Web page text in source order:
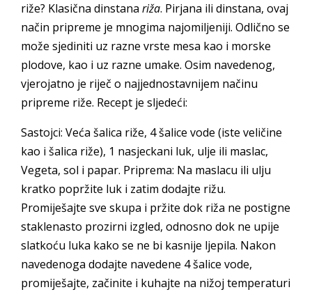
riže? Klasična dinstana riža. Pirjana ili dinstana, ovaj
način pripreme je mnogima najomiljeniji. Odlično se
može sjediniti uz razne vrste mesa kao i morske
plodove, kao i uz razne umake. Osim navedenog,
vjerojatno je riječ o najjednostavnijem načinu
pripreme riže. Recept je sljedeći:
Sastojci: Veća šalica riže, 4 šalice vode (iste veličine
kao i šalica riže), 1 nasjeckani luk, ulje ili maslac,
Vegeta, sol i papar. Priprema: Na maslacu ili ulju
kratko popržite luk i zatim dodajte rižu.
Promiješajte sve skupa i pržite dok riža ne postigne
staklenasto prozirni izgled, odnosno dok ne upije
slatkoću luka kako se ne bi kasnije ljepila. Nakon
navedenoga dodajte navedene 4 šalice vode,
promiješajte, začinite i kuhajte na nižoj temperaturi